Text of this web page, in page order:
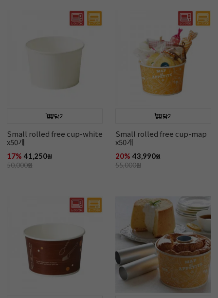
담기
Small rolled free cup-white
x50개
17% 41,250원
50,000원
담기
Small rolled free cup-map
x50개
20% 43,990원
55,000원